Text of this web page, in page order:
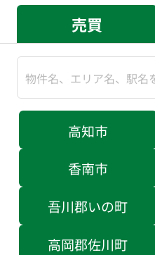
売買
高知市
香南市
吾川郡いの町
高岡郡佐川町